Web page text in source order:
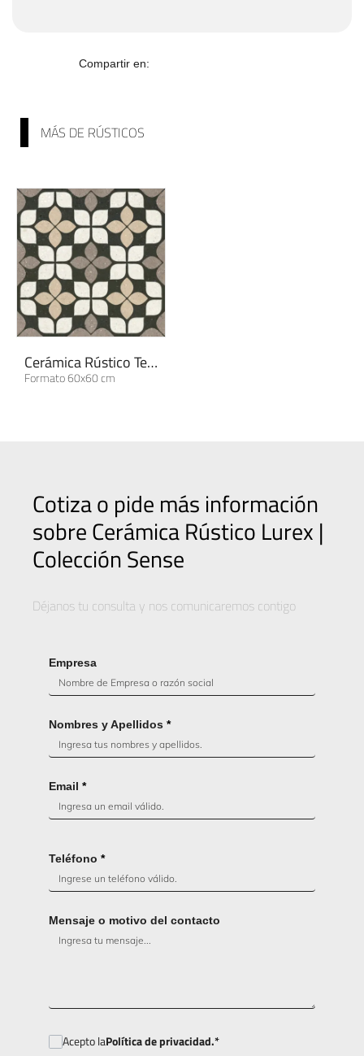
Compartir en:
MÁS DE RÚSTICOS
Cerámica Rústico Tesela | Colección Sens...
Formato 60x60 cm
Cotiza o pide más información
sobre Cerámica Rústico Lurex |
Colección Sense
Déjanos tu consulta y nos comunicaremos contigo
Empresa
Nombres y Apellidos *
Email *
Teléfono *
Mensaje o motivo del contacto
Acepto laPolítica de privacidad.*